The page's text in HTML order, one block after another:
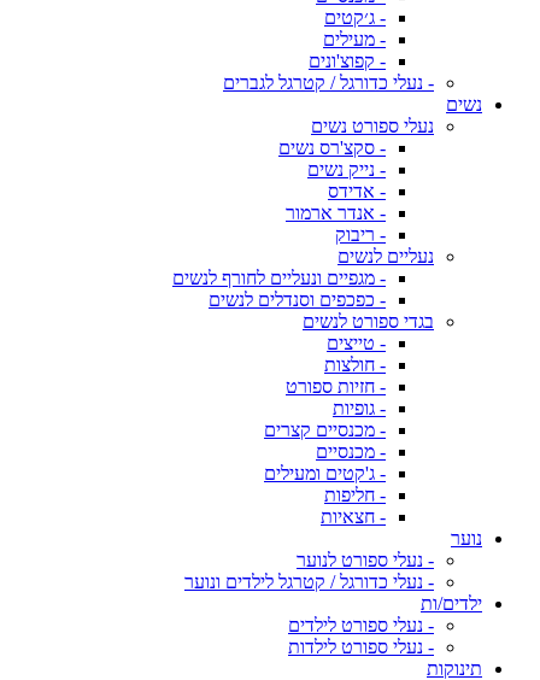
- ג׳קטים
- מעילים
- קפוצ'ונים
- נעלי כדורגל / קטרגל לגברים
נשים
נעלי ספורט נשים
- סקצ'רס נשים
- נייק נשים
- אדידס
- אנדר ארמור
- ריבוק
נעליים לנשים
- מגפיים ונעליים לחורף לנשים
- כפכפים וסנדלים לנשים
בגדי ספורט לנשים
- טייצים
- חולצות
- חזיות ספורט
- גופיות
- מכנסיים קצרים
- מכנסיים
- ג'קטים ומעילים
- חליפות
- חצאיות
נוער
- נעלי ספורט לנוער
- נעלי כדורגל / קטרגל לילדים ונוער
ילדים/ות
- נעלי ספורט לילדים
- נעלי ספורט לילדות
תינוקות